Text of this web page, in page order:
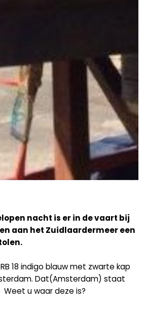
nacht is er in de vaart bij
aan het Zuidlaardermeer een
18 indigo blauw met zwarte kap
Dat(Amsterdam) staat
u waar deze is?